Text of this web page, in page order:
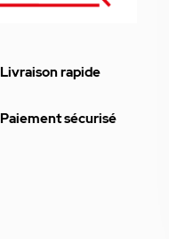
Livraison rapide
Paiement sécurisé